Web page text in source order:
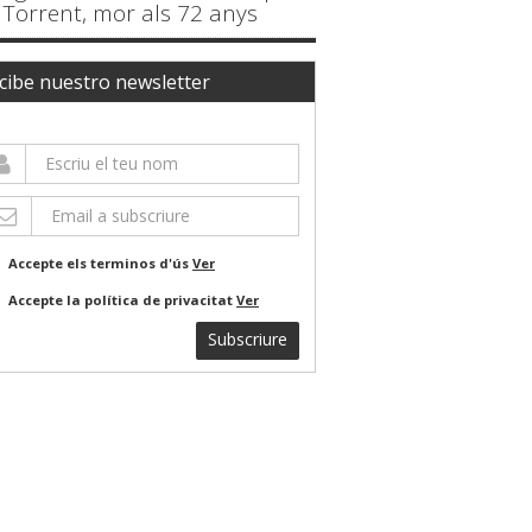
Torrent, mor als 72 anys
nuestro newsletter
Accepte els terminos d'ús Ver
Accepte la política de privacitat Ver
Subscriure